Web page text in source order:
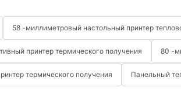
58 -миллиметровый настольный принтер
принтер термического получения 80 -
термического получения Панельный